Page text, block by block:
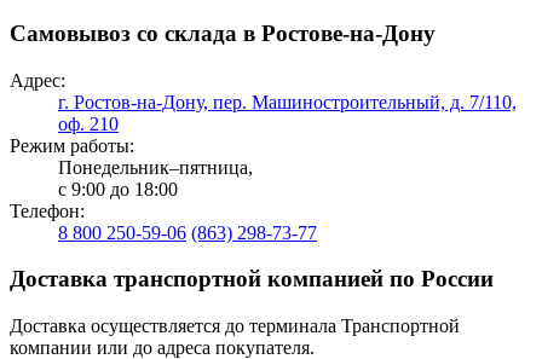
Самовывоз со склада в Ростове-на-Дону
Адрес:
г. Ростов-на-Дону, пер. Машиностроительный, д. 7/110,
оф. 210
Режим работы:
Понедельник–пятница,
с 9:00 до 18:00
Телефон:
8 800 250-59-06 (863) 298-73-77
Доставка транспортной компанией по России
Доставка осуществляется до терминала Транспортной
компании или до адреса покупателя.